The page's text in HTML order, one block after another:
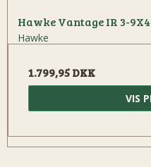
Hawke Vantage IR 3-
Hawke
1.799,95 DKK
VIS